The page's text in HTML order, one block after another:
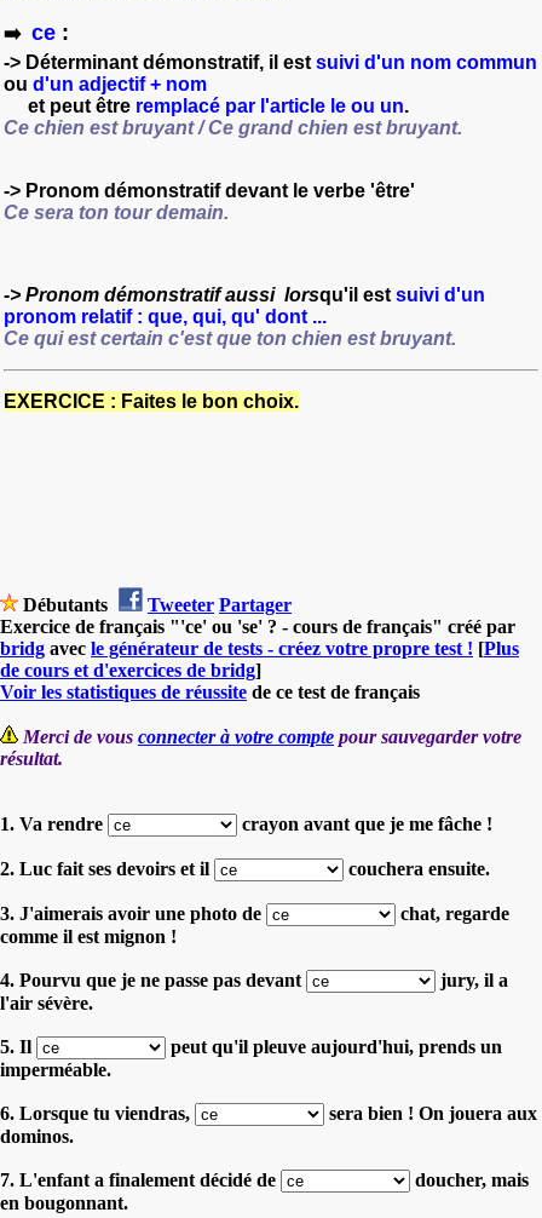
➡️ ce :
-> Déterminant démonstratif, il est suivi d'un nom commun
ou d'un adjectif + nom
et peut être remplacé par l'article le ou un.
Ce chien est bruyant / Ce grand chien est bruyant.
-> Pronom démonstratif devant le verbe 'être'
Ce sera ton tour demain.
-> Pronom démonstratif aussi lorsqu'il est suivi d'un
pronom relatif : que, qui, qu' dont ...
Ce qui est certain c'est que ton chien est bruyant.
EXERCICE : Faites le bon choix.
Débutants Tweeter Partager
Exercice de français "'ce' ou 'se' ? - cours de français" créé par
bridg avec le générateur de tests - créez votre propre test ! [Plus
de cours et d'exercices de bridg]
Voir les statistiques de réussite de ce test de français
Merci de vous connecter à votre compte pour sauvegarder votre
résultat.
1. Va rendre crayon avant que je me fâche !
2. Luc fait ses devoirs et il couchera ensuite.
3. J'aimerais avoir une photo de
chat, regarde
comme il est mignon !
4. Pourvu que je ne passe pas devant
jury, il a
l'air sévère.
5. Il
peut qu'il pleuve aujourd'hui, prends un
imperméable.
6. Lorsque tu viendras,
sera bien ! On jouera aux
dominos.
7. L'enfant a finalement décidé de
doucher, mais
en bougonnant.